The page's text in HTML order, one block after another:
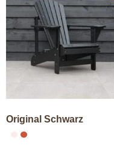
Original Schwarz